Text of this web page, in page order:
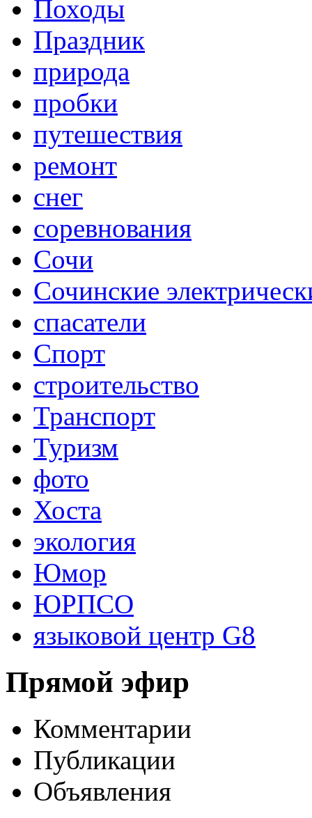
Походы
Праздник
природа
пробки
путешествия
ремонт
снег
соревнования
Сочи
Сочинские
спасатели
Спорт
строительство
Транспорт
Туризм
фото
Хоста
экология
Юмор
ЮРПСО
языковой центр G8
Прямой эфир
Комментарии
Публикации
Объявления